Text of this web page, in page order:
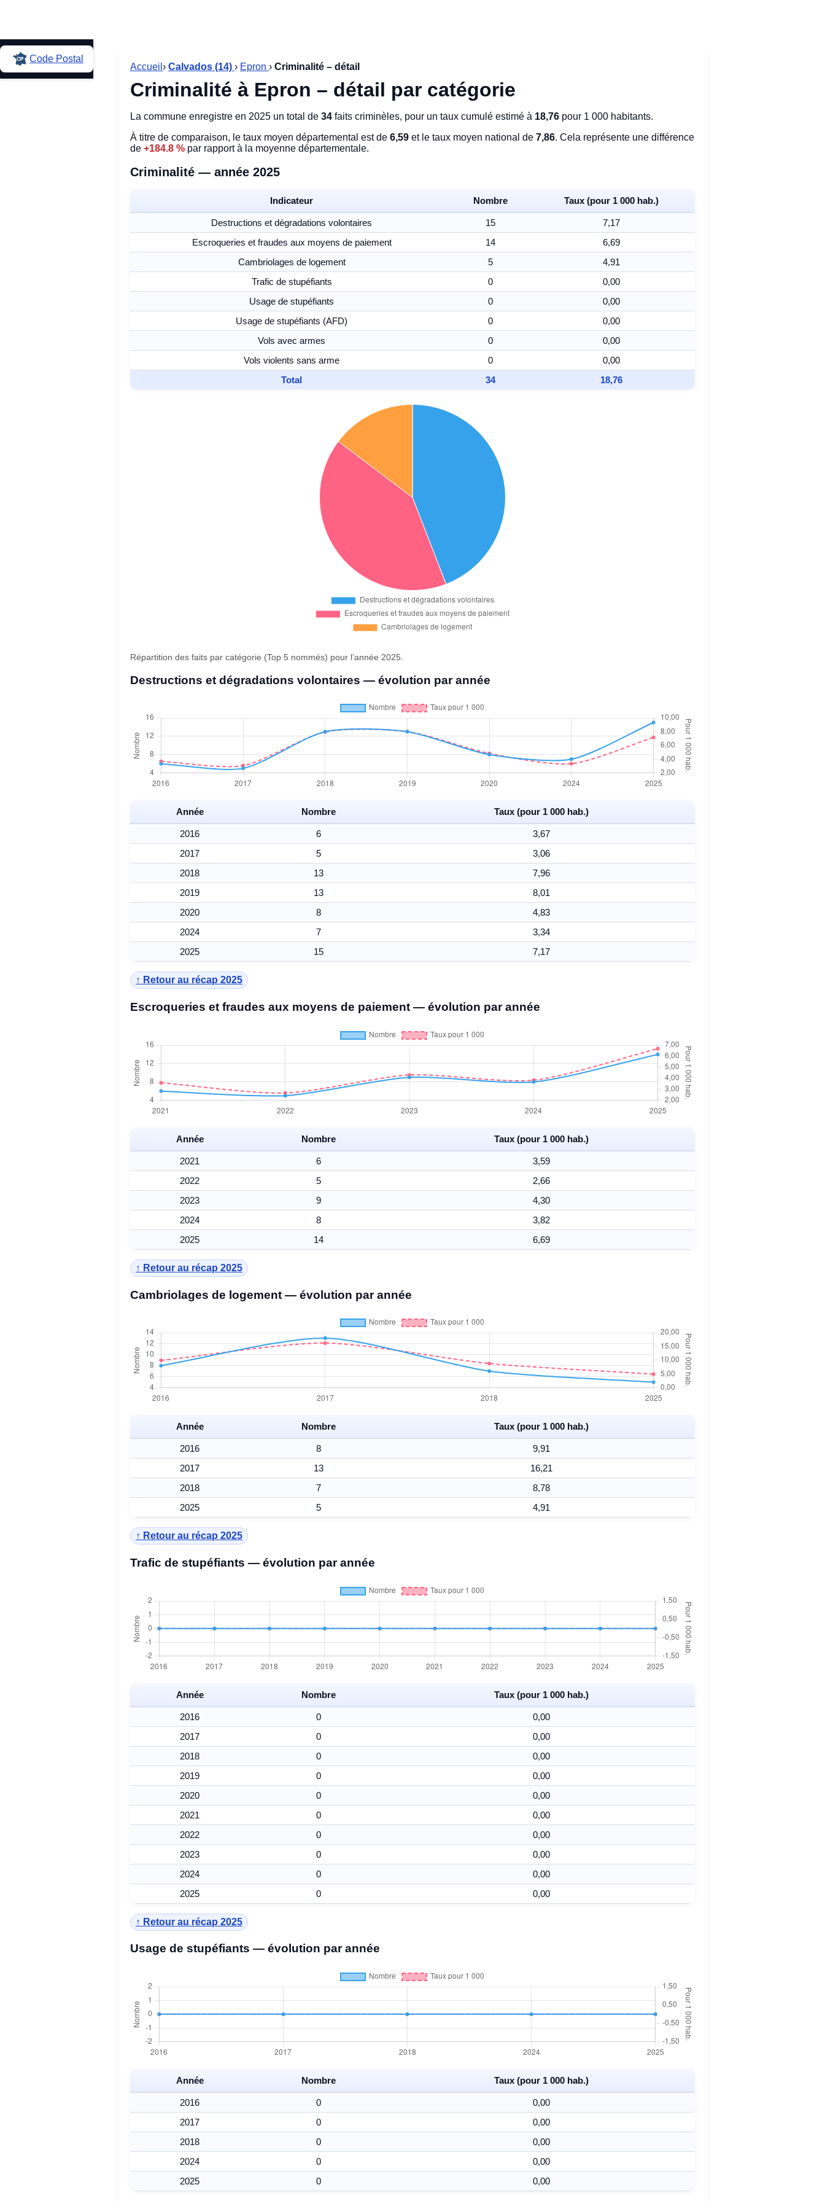
Code Postal
Accueil › Calvados (14) › Epron › Criminalité – détail
Criminalité à Epron – détail par catégorie
La commune enregistre en 2025 un total de 34 faits criminèles, pour un taux cumulé estimé à 18,76 pour 1 000 habitants.
À titre de comparaison, le taux moyen départemental est de 6,59 et le taux moyen national de 7,86. Cela représente une différence
de +184.8 % par rapport à la moyenne départementale.
Criminalité — année 2025
Indicateur Nombre Taux (pour 1 000 hab.)
Destructions et dégradations volontaires 15
7,17
Escroqueries et fraudes aux moyens de paiement
14
6,69
Cambriolages de logement
5
4,91
Trafic de stupéfiants
0
0,00
Usage de stupéfiants
0
0,00
Usage de stupéfiants (AFD)
0
0,00
Vols avec armes
0
0,00
Vols violents sans arme
0
0,00
Total
34 18,76
Répartition des faits par catégorie (Top 5 nommés) pour l’année 2025.
Destructions et dégradations volontaires — évolution par année
Année Nombre Taux (pour 1 000 hab.)
2016 6
3,67
2017
5
3,06
2018
13
7,96
2019
13
8,01
2020
8
4,83
2024
7
3,34
2025
15 7,17
↑ Retour au récap 2025
Escroqueries et fraudes aux moyens de paiement — évolution par année
Année Nombre Taux (pour 1 000 hab.)
2021 6
3,59
2022
5
2,66
2023
9
4,30
2024
8
3,82
2025
14 6,69
↑ Retour au récap 2025
Cambriolages de logement — évolution par année
Année Nombre Taux (pour 1 000 hab.)
2016 8
9,91
2017
13
16,21
2018
7
8,78
2025
5 4,91
↑ Retour au récap 2025
Trafic de stupéfiants — évolution par année
Année Nombre Taux (pour 1 000 hab.)
2016 0
0,00
2017
0
0,00
2018
0
0,00
2019
0
0,00
2020
0
0,00
2021
0
0,00
2022
0
0,00
2023
0
0,00
2024
0
0,00
2025
0 0,00
↑ Retour au récap 2025
Usage de stupéfiants — évolution par année
Année Nombre Taux (pour 1 000 hab.)
2016 0
0,00
2017
0
0,00
2018
0
0,00
2024
0
0,00
2025
0 0,00